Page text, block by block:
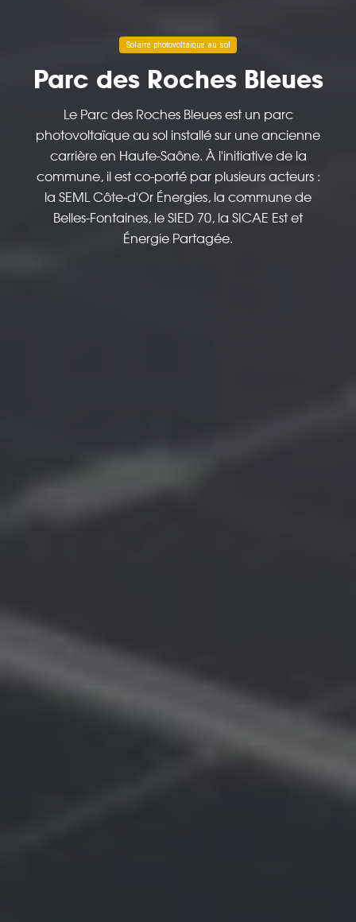
Solaire photovoltaïque au sol
Parc des Roches Bleues
Le Parc des Roches Bleues est un parc
photovoltaïque au sol installé sur une ancienne
carrière en Haute-Saône. À l'initiative de la
commune, il est co-porté par plusieurs acteurs :
la SEML Côte-d'Or Énergies, la commune de
Belles-Fontaines, le SIED 70, la SICAE Est et
Énergie Partagée.